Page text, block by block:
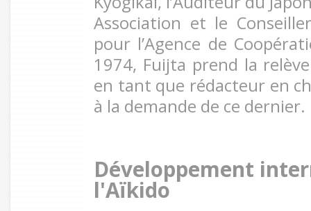
Association et le
pour l’Agence de
1974, Fuijta prend la
en tant que rédacteur en
à la demande de ce dernier.
Développement
l'Aïkido